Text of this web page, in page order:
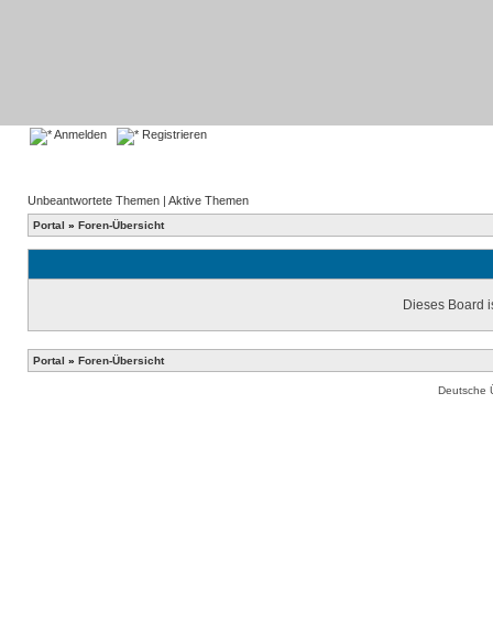
Anmelden Registrieren
Unbeantwortete Themen | Aktive Themen
Portal » Foren-Übersicht
Dieses Board
Portal » Foren-Übersicht
Deutsche